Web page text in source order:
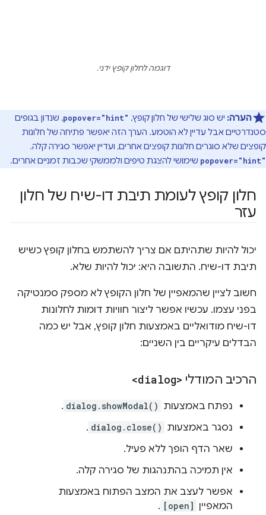
דוגמה לחלון קופץ ידני.
הערה: יש סוג שלישי של חלון קופץ, popover="hint", שנדון בגופים
סטנדרטיים אבל עדיין לא הוטמע. הערך הזה יאפשר פתיחה של חלונות
קופצים שלא סוגרים חלונות קופצים אחרים, ועדיין יאפשר סגירה קלה.
popover="hint" שימושי להצגת טיפים ולממשקי שכבות זמניים אחרים.
חלון קופץ לעומת תיבת דו-שיח של חלון
עזר
יכול להיות שתהיתם אם צריך להשתמש בחלון קופץ כשיש
תיבת דו-שיח. התשובה היא: יכול להיות שלא.
חשוב לציין שהמאפיין של חלון הקופץ לא מספק סמנטיקה
בפני עצמו. עכשיו אפשר ליצור חוויות דומות לחלונות
דו-שיח מודואליים באמצעות חלון קופץ, אבל יש כמה
הבדלים עיקריים בין השניים:
הרכיב המודלי <dialog>
נפתח באמצעות dialog.showModal()
.
נסגר באמצעות dialog.close()
.
שאר הדף הופך ללא פעיל.
אין תמיכה בהתנהגות של סגירה קלה.
אפשר לעצב את המצב הפתוח באמצעות
המאפיין [open]
.